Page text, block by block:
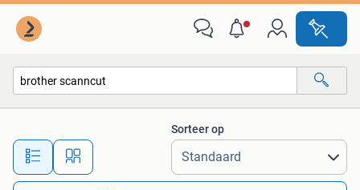
Alle afstanden…
Sorteer op